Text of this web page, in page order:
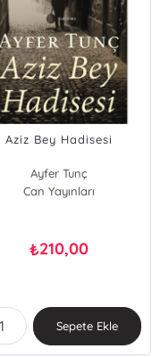
Aziz Bey Hadisesi
Ayfer Tunç
Can Yayınları
₺210,00
Sepete Ekle